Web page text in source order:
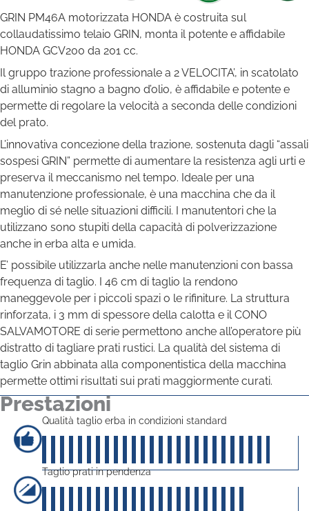
GRIN PM46A motorizzata HONDA è costruita sul
collaudatissimo telaio GRIN, monta il potente e affidabile
HONDA GCV200 da 201 cc.
Il gruppo trazione professionale a 2 VELOCITA’, in scatolato
di alluminio stagno a bagno d’olio, è affidabile e potente e
permette di regolare la velocità a seconda delle condizioni
del prato.
L’innovativa concezione della trazione, sostenuta dagli “assali
sospesi GRIN” permette di aumentare la resistenza agli urti e
preserva il meccanismo nel tempo. Ideale per una
manutenzione professionale, è una macchina che da il
meglio di sé nelle situazioni difficili. I manutentori che la
utilizzano sono stupiti della capacità di polverizzazione
anche in erba alta e umida.
E’ possibile utilizzarla anche nelle manutenzioni con bassa
frequenza di taglio.
I 46 cm di taglio la rendono
maneggevole per i piccoli spazi o le rifiniture. La struttura
rinforzata, i 3 mm di spessore della calotta e il CONO
SALVAMOTORE di serie permettono anche all’operatore più
distratto di tagliare prati rustici. La qualità del sistema di
taglio Grin abbinata alla componentistica della macchina
permette ottimi risultati sui prati maggiormente curati.
Prestazioni
Qualità taglio erba in condizioni standard
Taglio prati in pendenza